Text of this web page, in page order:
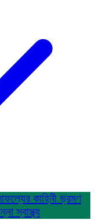
কাহিনীভ্রমণ
স্বাস্থ্য